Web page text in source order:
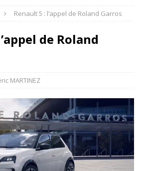
Renault 5 : l’appel de Roland Garros
de Roland
MARTINEZ